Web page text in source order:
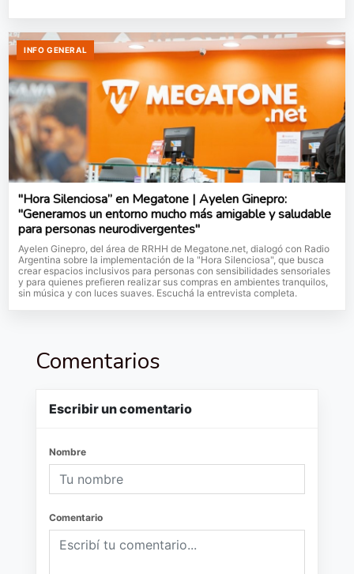
INFO GENERAL
"Hora Silenciosa” en Megatone | Ayelen Ginepro:
"Generamos un entorno mucho más amigable y saludable
para personas neurodivergentes"
Ayelen Ginepro, del área de RRHH de Megatone.net, dialogó con Radio
Argentina sobre la implementación de la "Hora Silenciosa", que busca
crear espacios inclusivos para personas con sensibilidades sensoriales
y para quienes prefieren realizar sus compras en ambientes tranquilos,
sin música y con luces suaves. Escuchá la entrevista completa.
Comentarios
Escribir un comentario
Nombre
Comentario